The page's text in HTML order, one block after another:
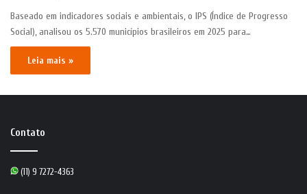
Baseado em indicadores sociais e ambientais, o IPS (Índice de Progresso
Social), analisou os 5.570 municípios brasileiros em 2025 para…
Leia mais »
Contato
(11) 9 7272-4363